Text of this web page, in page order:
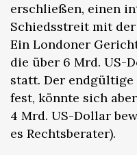
erschließen, einen
Schiedsstreit mit
Ein Londoner
die über 6 Mrd. US-
statt. Der
fest, könnte sich
4 Mrd. US-Dollar
es Rechtsberater).